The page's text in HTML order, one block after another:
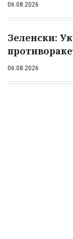
06.08.2026
Зеленски:
06.08.2026